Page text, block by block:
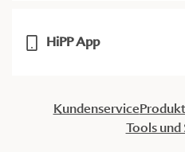
HiPP App
Kundenservice
Tools und